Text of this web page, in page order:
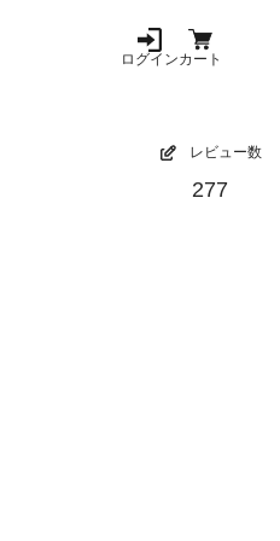
ログインカート
レビュー数
277